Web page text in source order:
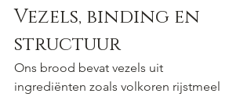
Vezels, binding en
structuur
Ons brood bevat vezels uit
ingrediënten zoals volkoren rijstmeel